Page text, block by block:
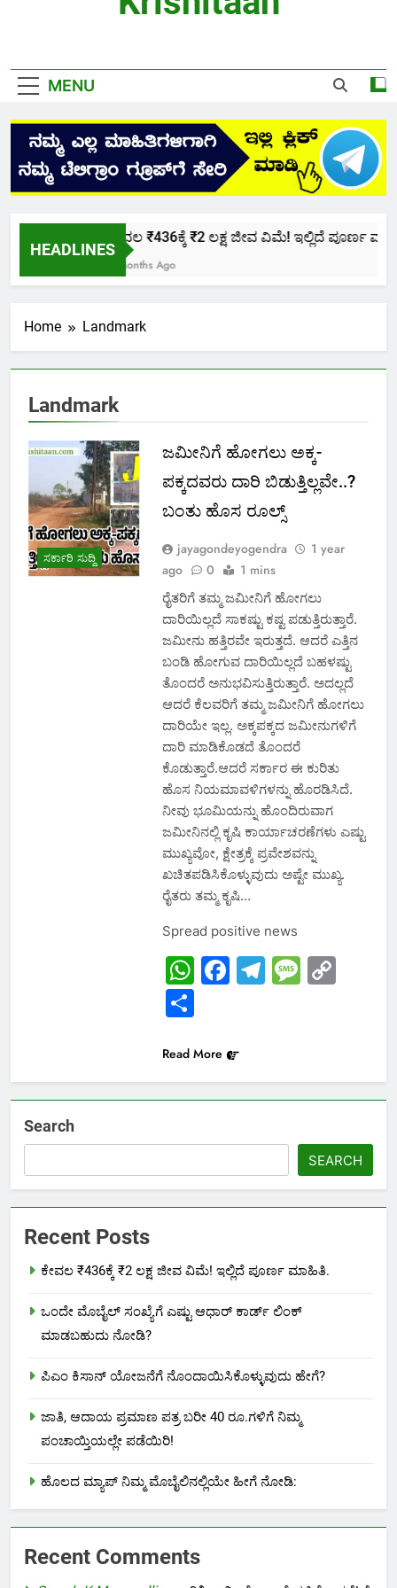
MENU
HEADLINES
ಕೇವಲ ₹436ಕ್ಕೆ ₹2 ಲಕ್ಷ ಜೀವ ವಿಮೆ! ಇಲ್ಲಿದೆ ಪೂರ್ಣ
2 Months Ago
Home Landmark
Landmark
ಸರ್ಕಾರಿ ಸುದ್ದಿ
ಜಮೀನಿಗೆ ಹೋಗಲು ಅಕ್ಕ-
ಪಕ್ಕದವರು ದಾರಿ ಬಿಡುತ್ತಿಲ್ಲವೇ..?
ಬಂತು ಹೊಸ ರೂಲ್ಸ್‌
jayagondeyogendra
1 year
ago
0 1 mins
ರೈತರಿಗೆ ತಮ್ಮ ಜಮೀನಿಗೆ ಹೋಗಲು
ದಾರಿಯಿಲ್ಲದೆ ಸಾಕಷ್ಟು ಕಷ್ಟ ಪಡುತ್ತಿರುತ್ತಾರೆ.
ಜಮೀನು ಹತ್ತಿರವೇ ಇರುತ್ತದೆ. ಆದರೆ ಎತ್ತಿನ
ಬಂಡಿ ಹೋಗುವ ದಾರಿಯಿಲ್ಲದೆ ಬಹಳಷ್ಟು
ತೊಂದರೆ ಅನುಭವಿಸುತ್ತಿರುತ್ತಾರೆ. ಅದಲ್ಲದೆ
ಆದರೆ ಕೆಲವರಿಗೆ ತಮ್ಮ ಜಮೀನಿಗೆ ಹೋಗಲು
ದಾರಿಯೇ ಇಲ್ಲ. ಅಕ್ಕಪಕ್ಕದ ಜಮೀನುಗಳಿಗೆ
ದಾರಿ ಮಾಡಿಕೊಡದೆ ತೊಂದರೆ
ಕೊಡುತ್ತಾರೆ.ಆದರೆ ಸರ್ಕಾರ ಈ ಕುರಿತು
ಹೊಸ ನಿಯಮಾವಳಿಗಳನ್ನು ಹೊರಡಿಸಿದೆ.
ನೀವು ಭೂಮಿಯನ್ನು ಹೊಂದಿರುವಾಗ
ಜಮೀನಿನಲ್ಲಿ ಕೃಷಿ ಕಾರ್ಯಾಚರಣೆಗಳು ಎಷ್ಟು
ಮುಖ್ಯವೋ, ಕ್ಷೇತ್ರಕ್ಕೆ ಪ್ರವೇಶವನ್ನು
ಖಚಿತಪಡಿಸಿಕೊಳ್ಳುವುದು ಅಷ್ಟೇ ಮುಖ್ಯ.
ರೈತರು ತಮ್ಮ ಕೃಷಿ…
Spread positive news
WhatsApp
Facebook
Telegram
Share
Read More
Search
SEARCH
Recent Posts
ಕೇವಲ ₹436ಕ್ಕೆ ₹2 ಲಕ್ಷ ಜೀವ ವಿಮೆ! ಇಲ್ಲಿದೆ ಪೂರ್ಣ ಮಾಹಿತಿ.
ಒಂದೇ ಮೊಬೈಲ್ ಸಂಖ್ಯೆಗೆ ಎಷ್ಟು ಆಧಾರ್ ಕಾರ್ಡ್ ಲಿಂಕ್
ಮಾಡಬಹುದು ನೋಡಿ?
ಪಿಎಂ ಕಿಸಾನ್ ಯೋಜನೆಗೆ ನೊಂದಾಯಿಸಿಕೊಳ್ಳುವುದು ಹೇಗೆ?
ಜಾತಿ, ಆದಾಯ ಪ್ರಮಾಣ ಪತ್ರ ಬರೀ 40 ರೂ.ಗಳಿಗೆ ನಿಮ್ಮ
ಪಂಚಾಯ್ತಿಯಲ್ಲೇ ಪಡೆಯಿರಿ!
ಹೊಲದ ಮ್ಯಾಪ್ ನಿಮ್ಮ ಮೊಬೈಲಿನಲ್ಲಿಯೇ ಹೀಗೆ ನೋಡಿ:
Recent Comments